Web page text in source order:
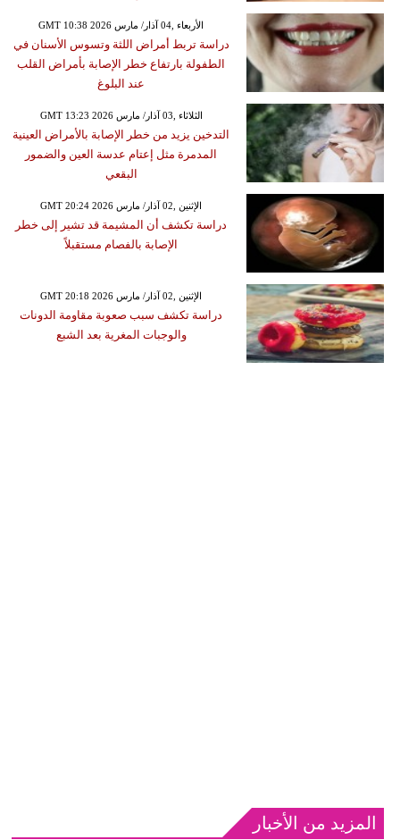
GMT 10:38 2026 الأربعاء ,04 آذار/ مارس
دراسة تربط أمراض اللثة وتسوس الأسنان في
الطفولة بارتفاع خطر الإصابة بأمراض القلب
عند البلوغ
GMT 13:23 2026 الثلاثاء ,03 آذار/ مارس
التدخين يزيد من خطر الإصابة بالأمراض العينية
المدمرة مثل إعتام عدسة العين والضمور
البقعي
GMT 20:24 2026 الإثنين ,02 آذار/ مارس
دراسة تكشف أن المشيمة قد تشير إلى خطر
الإصابة بالفصام مستقبلاً
GMT 20:18 2026 الإثنين ,02 آذار/ مارس
دراسة تكشف سبب صعوبة مقاومة الدونات
والوجبات المغرية بعد الشبع
المزيد من الأخبار